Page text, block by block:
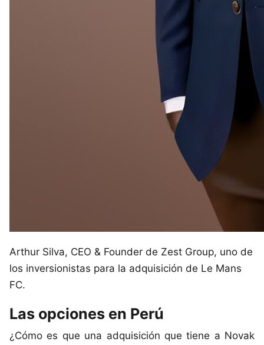
Arthur Silva, CEO & Founder de Zest Group, uno de
los inversionistas para la adquisición de Le Mans
FC.
Las opciones en Perú
¿Cómo es que una adquisición que tiene a Novak